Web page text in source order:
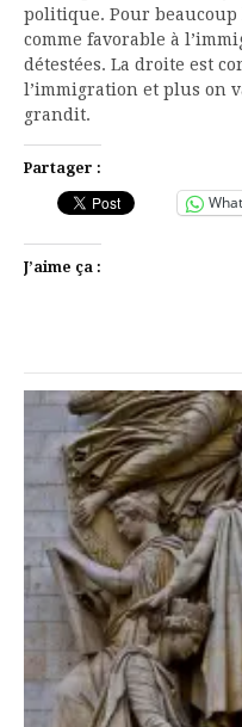
politique. Pour beaucoup
comme favorable à
détestées. La droite est
l’immigration et plus on
grandit.
Partager :
J’aime ça :